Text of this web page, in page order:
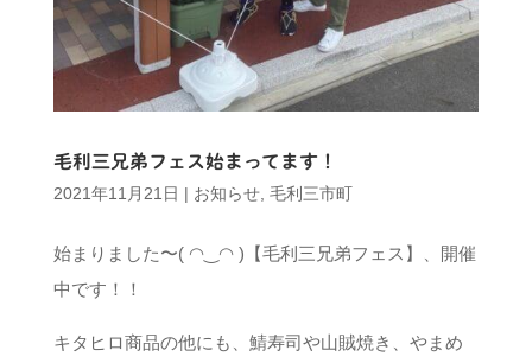
毛利三兄弟フェス始まってます！
2021年11月21日 | お知らせ, 毛利三市町
始まりました〜( ◠‿◠ )【毛利三兄弟フェス】、開催
中です！！
キタヒロ商品の他にも、鯖寿司や山賊焼き、やまめ